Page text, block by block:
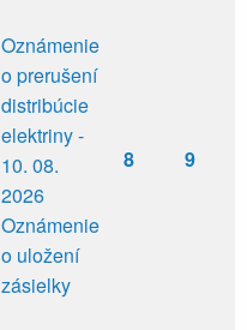
Oznámenie
o prerušení
distribúcie
elektriny -
10. 08.
2026
Oznámenie
o uložení
zásielky
8 9